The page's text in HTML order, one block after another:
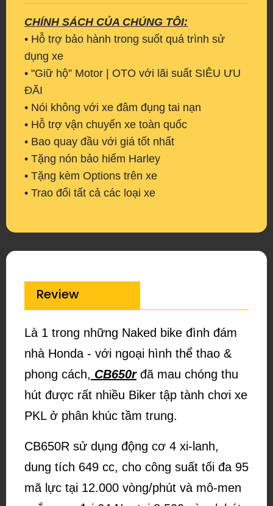
CHÍNH SÁCH CỦA CHÚNG TÔI:
• Hỗ trợ bảo hành trong suốt quá trình sử
dụng xe
• "Giữ hộ” Motor | OTO với lãi suất SIÊU ƯU
ĐÃI
• Nói không với xe đâm đụng tai nạn
• Hỗ trợ vận chuyển xe toàn quốc
• Bao quay đầu với giá tốt nhất
• Tặng nón bảo hiểm Harley
• Tặng kèm Options trên xe
• Trao đổi tất cả các loại xe
Review
Là 1 trong những Naked bike đình đám
nhà Honda - với ngoại hình thể thao &
phong cách, CB650rđã mau chóng thu
hút được rất nhiều Biker tập tành chơi xe
PKL ở phân khúc tầm trung.
CB650R sử dụng động cơ 4 xi-lanh,
dung tích 649 cc, cho công suất tối đa 95
mã lực tại 12.000 vòng/phút và mô-men